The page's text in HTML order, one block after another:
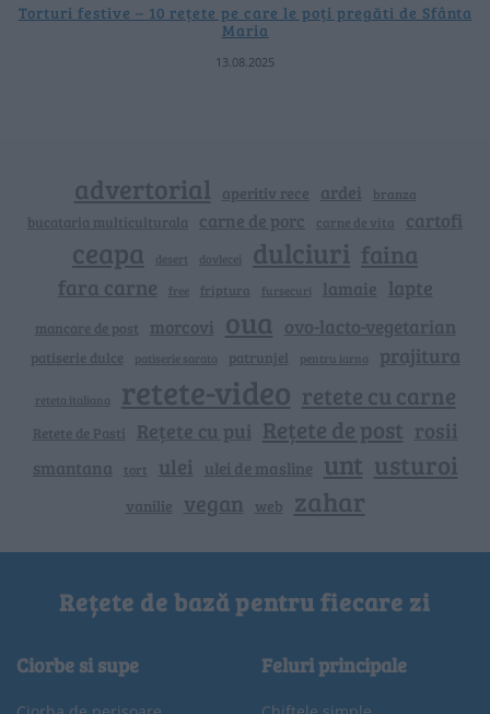
Torturi festive – 10 rețete pe care le poți pregăti de Sfânta
Maria
13.08.2025
advertorial aperitiv rece ardei branza
bucataria multiculturala carne de porc carne de vita cartofi
ceapa desert dovlecei dulciuri faina
fara carne free friptura fursecuri lamaie lapte
mancare de post morcovi oua ovo-lacto-vegetarian
patiserie dulce patiserie sarata patrunjel pentru iarna prajitura
reteta italiana retete-video retete cu carne
Retete de Pasti Rețete cu pui Rețete de post rosii
smantana tort ulei ulei de masline unt usturoi
vanilie vegan web zahar
Rețete de bază pentru fiecare zi
Ciorbe si supe Feluri principale